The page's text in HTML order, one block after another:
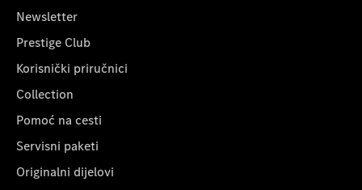
Newsletter
Prestige Club
Korisnički priručnici
Collection
Pomoć na cesti
Servisni paketi
Originalni dijelovi